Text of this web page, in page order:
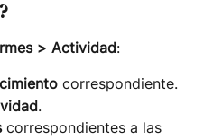
> Actividad:
correspondiente.
.
correspondientes a las